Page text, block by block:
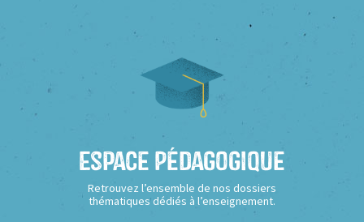
Espace Pédagogique
Retrouvez l’ensemble de nos dossiers
thématiques dédiés à l’enseignement.